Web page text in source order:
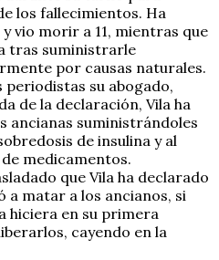
los fallecimientos. Ha
vio morir a 11, mientras que
tras suministrarle
por causas naturales.
periodistas su abogado,
de la declaración, Vila ha
ancianas suministrándoles
de insulina y al
medicamentos.
que Vila ha declarado
a matar a los ancianos, si
hiciera en su primera
cayendo en la